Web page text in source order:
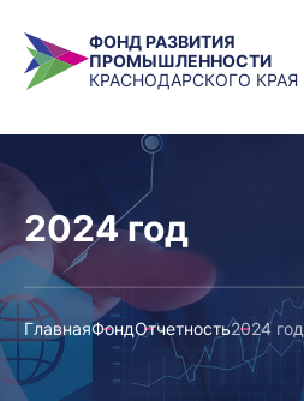
ФОНД РАЗВИТИЯ
ПРОМЫШЛЕННОСТИ
КРАСНОДАРСКОГО КРАЯ
2024 год
ГлавнаяФондОтчетность2024 год